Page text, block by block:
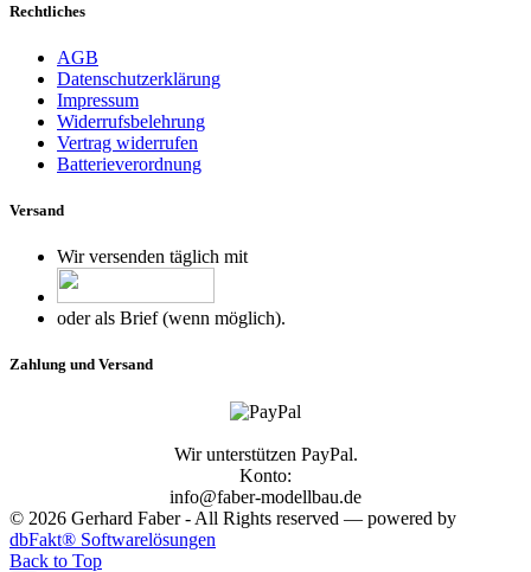
Rechtliches
AGB
Datenschutzerklärung
Impressum
Widerrufsbelehrung
Vertrag widerrufen
Batterieverordnung
Versand
Wir versenden täglich mit
oder als Brief (wenn möglich).
Zahlung und Versand
Wir unterstützen PayPal.
Konto:
info@faber-modellbau.de
© 2026 Gerhard Faber - All Rights reserved — powered by
dbFakt® Softwarelösungen
Back to Top